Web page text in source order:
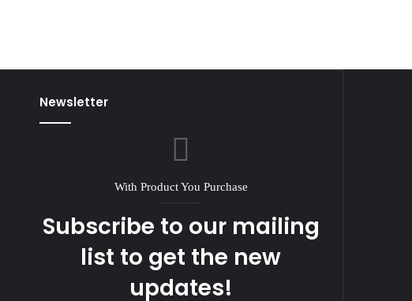
Newsletter
With Product You Purchase
Subscribe to our mailing
list to get the new
updates!